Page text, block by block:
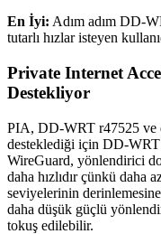
En İyi: Adım adım DD-
tutarlı hızlar isteyen
Private Internet
Destekliyor
PIA, DD-WRT r47525 ve
desteklediği için DD-WRT
WireGuard, yönlendirici
daha hızlıdır çünkü daha
seviyelerinin
daha düşük güçlü
tokuş edilebilir.